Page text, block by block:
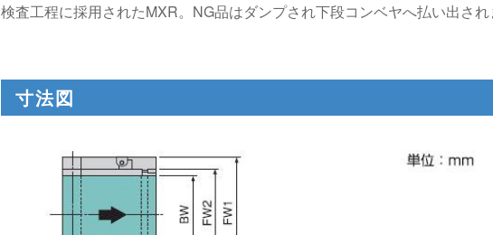
検査工程に採用されたMXR。NG品はダンプされ下段コンベヤへ払い出さ
寸法図